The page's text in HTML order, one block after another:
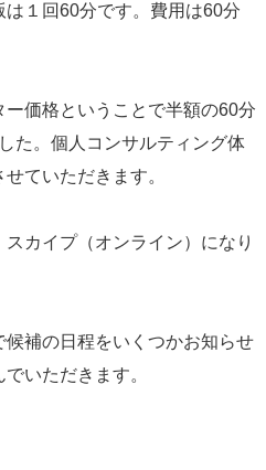
１回60分です。費用は60分
価格ということで半額の60分
た。個人コンサルティング体
ていただきます。
カイプ（オンライン）になり
補の日程をいくつかお知らせ
いただきます。